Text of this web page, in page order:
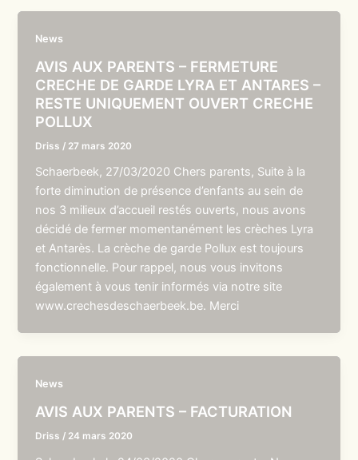
News
AVIS AUX PARENTS – FERMETURE
CRECHE DE GARDE LYRA ET ANTARES –
RESTE UNIQUEMENT OUVERT CRECHE
POLLUX
Driss / 27 mars 2020
Schaerbeek, 27/03/2020 Chers parents, Suite à la
forte diminution de présence d’enfants au sein de
nos 3 milieux d’accueil restés ouverts, nous avons
décidé de fermer momentanément les crèches Lyra
et Antarès. La crèche de garde Pollux est toujours
fonctionnelle. Pour rappel, nous vous invitons
également à vous tenir informés via notre site
www.crechesdeschaerbeek.be. Merci
News
AVIS AUX PARENTS – FACTURATION
Driss / 24 mars 2020